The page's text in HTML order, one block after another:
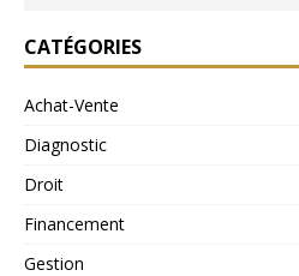
CATÉGORIES
Achat-Vente
Diagnostic
Droit
Financement
Gestion